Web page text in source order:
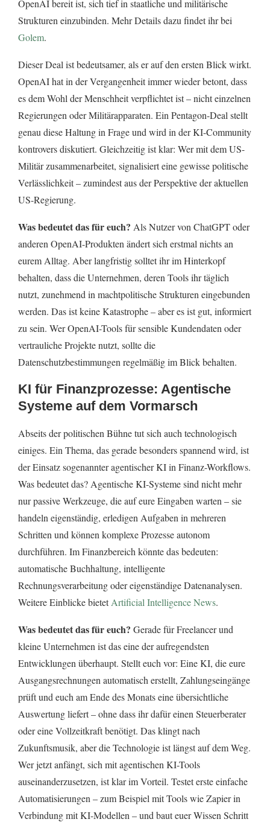
OpenAI bereit ist, sich tief in staatliche und militärische
Strukturen einzubinden. Mehr Details dazu findet ihr bei
Golem.
Dieser Deal ist bedeutsamer, als er auf den ersten Blick wirkt.
OpenAI hat in der Vergangenheit immer wieder betont, dass
es dem Wohl der Menschheit verpflichtet ist – nicht einzelnen
Regierungen oder Militärapparaten. Ein Pentagon-Deal stellt
genau diese Haltung in Frage und wird in der KI-Community
kontrovers diskutiert. Gleichzeitig ist klar: Wer mit dem US-
Militär zusammenarbeitet, signalisiert eine gewisse politische
Verlässlichkeit – zumindest aus der Perspektive der aktuellen
US-Regierung.
Was bedeutet das für euch? Als Nutzer von ChatGPT oder
anderen OpenAI-Produkten ändert sich erstmal nichts an
eurem Alltag. Aber langfristig solltet ihr im Hinterkopf
behalten, dass die Unternehmen, deren Tools ihr täglich
nutzt, zunehmend in machtpolitische Strukturen eingebunden
werden. Das ist keine Katastrophe – aber es ist gut, informiert
zu sein. Wer OpenAI-Tools für sensible Kundendaten oder
vertrauliche Projekte nutzt, sollte die
Datenschutzbestimmungen regelmäßig im Blick behalten.
KI für Finanzprozesse: Agentische
Systeme auf dem Vormarsch
Abseits der politischen Bühne tut sich auch technologisch
einiges. Ein Thema, das gerade besonders spannend wird, ist
der Einsatz sogenannter agentischer KI in Finanz-Workflows.
Was bedeutet das? Agentische KI-Systeme sind nicht mehr
nur passive Werkzeuge, die auf eure Eingaben warten – sie
handeln eigenständig, erledigen Aufgaben in mehreren
Schritten und können komplexe Prozesse autonom
durchführen. Im Finanzbereich könnte das bedeuten:
automatische Buchhaltung, intelligente
Rechnungsverarbeitung oder eigenständige Datenanalysen.
Weitere Einblicke bietetArtificial Intelligence News.
Was bedeutet das für euch? Gerade für Freelancer und
kleine Unternehmen ist das eine der aufregendsten
Entwicklungen überhaupt. Stellt euch vor: Eine KI, die eure
Ausgangsrechnungen automatisch erstellt, Zahlungseingänge
prüft und euch am Ende des Monats eine übersichtliche
Auswertung liefert – ohne dass ihr dafür einen Steuerberater
oder eine Vollzeitkraft benötigt. Das klingt nach
Zukunftsmusik, aber die Technologie ist längst auf dem Weg.
Wer jetzt anfängt, sich mit agentischen KI-Tools
auseinanderzusetzen, ist klar im Vorteil. Testet erste einfache
Automatisierungen – zum Beispiel mit Tools wie Zapier in
Verbindung mit KI-Modellen – und baut euer Wissen Schritt